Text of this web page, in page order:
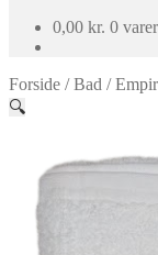
0,00 kr. 0 varer
Forside /Bad /
🔍